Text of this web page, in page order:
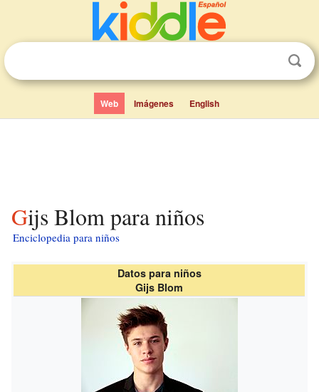
Web Imágenes English
Gijs Blom para niños
Enciclopedia para niños
Datos para niños
Gijs Blom